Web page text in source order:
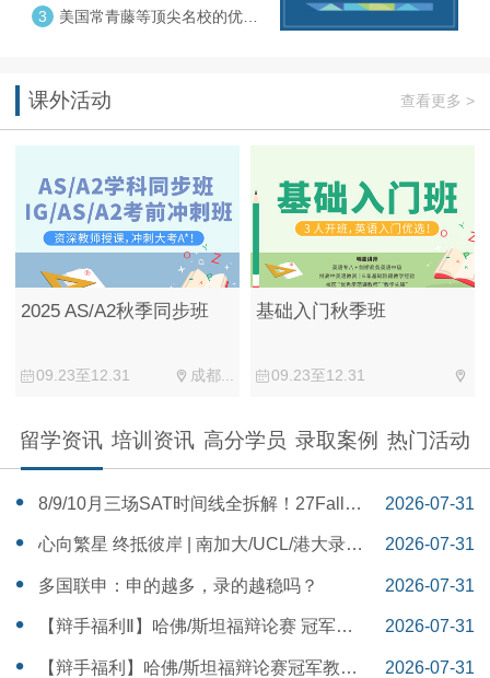
中方顾问
3
美国常青藤等顶尖名校的优秀
课外活动 查看更多 >
2025 AS/A2秋季同步班
09.23至12.31 成都...
基础入门秋季班
09.23至12.31
留学资讯 培训资讯 高分学员 录取案例 热门活动
‌8/9/10月三场SAT时间线全拆解！27Fall美
本早申时间线盘点～
2026-07-31
16:30:04
心向繁星 终抵彼岸 | 南加大/UCL/港大录取
分享
2026-07-31
16:12:18
多国联申：申的越多，录的越稳吗？
2026-07-31
15:55:54
【辩手福利Ⅱ】哈佛/斯坦福辩论赛 冠军教
练带你解读WSDA全国赛Junior即兴辩论第
2026-07-31
15:41:53
【辩手福利】哈佛/斯坦福辩论赛冠军教练
2026-07-31